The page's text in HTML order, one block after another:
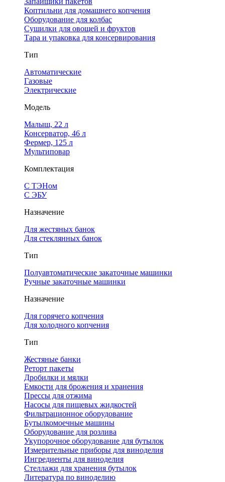
Коптильни для домашнего копчения
Оборудование для колбас
Сушилки для овощей и фруктов
Тара и упаковка для консервирования
Тип
Автоматические
Газовые
Электрические
Модель
Малыш, 22 л
Консерватор, 46 л
Фермер, 125 л
Мультиповар
Комплектация
С ТЭНом
С ЭБУ
Назначение
Для жестяных банок
Для стеклянных банок
Тип
Полуавтоматические закаточные машинки
Ручные закаточные машинки
Назначение
Для горячего копчения
Для холодного копчения
Тип
Жестяные банки
Реторт пакеты
Дробилки и мялки
Емкости для брожения и хранения
Прессы для отжима
Насосы для пищевых жидкостей
Фильтрационное оборудование
Бутылкомоечные машины
Оборудование для розлива
Укупорочное оборудование для бутылок
Измерительные приборы для виноделия
Ингредиенты для виноделия
Стеллажи для хранения бутылок
Литература по виноделию